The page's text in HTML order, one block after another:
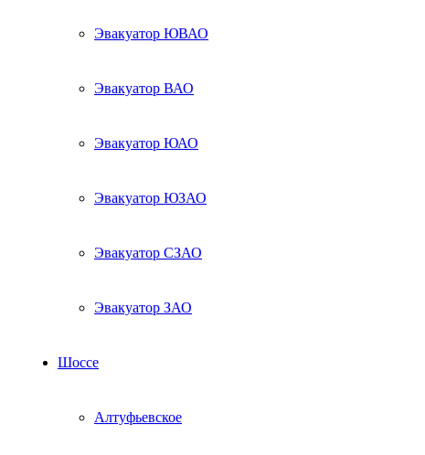
Эвакуатор ЮВАО
Эвакуатор ВАО
Эвакуатор ЮАО
Эвакуатор ЮЗАО
Эвакуатор СЗАО
Эвакуатор ЗАО
Шоссе
Алтуфьевское